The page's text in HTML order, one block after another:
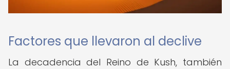
Factores que llevaron al declive
La decadencia del Reino de Kush, también